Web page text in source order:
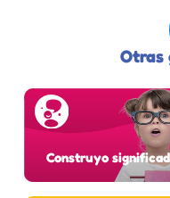
Otras
Construyo